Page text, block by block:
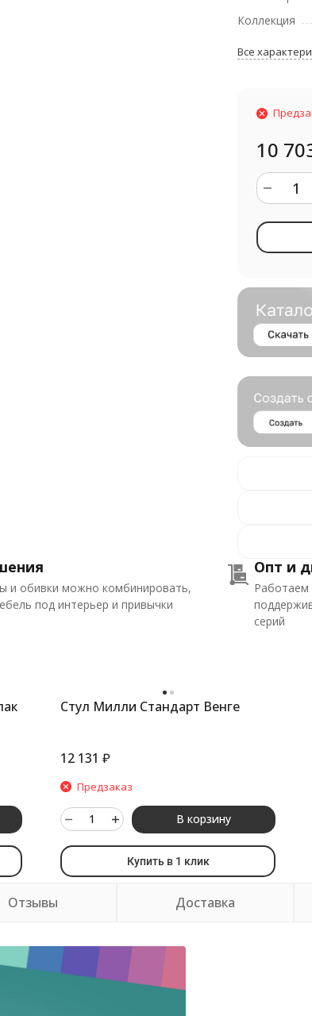
Коллекция
Все
10
и обивки можно комбинировать,
под интерьер и привычки
Опт и
Работаем
серий
Стул Милли Стандарт Венге
12 131 ₽
Предзаказ
В корзину
Купить в 1 клик
Отзывы Доставка